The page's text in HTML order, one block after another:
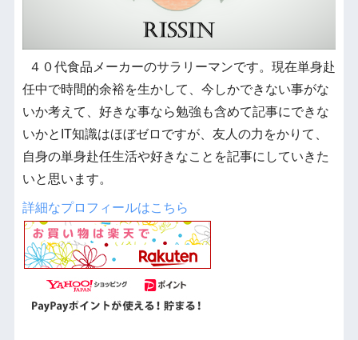
４０代食品メーカーのサラリーマンです。現在単身赴
任中で時間的余裕を生かして、今しかできない事がな
いか考えて、好きな事なら勉強も含めて記事にできな
いかとIT知識はほぼゼロですが、友人の力をかりて、
自身の単身赴任生活や好きなことを記事にしていきた
いと思います。
詳細なプロフィールはこちら